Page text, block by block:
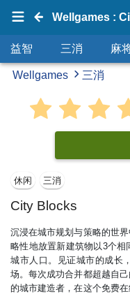
Wellgames :
益智 三消 麻
Wellgames 三消
休闲 三消
City Blocks
沉浸在城市规划与策略的世
略性地放置新建筑物以3个
城市人口。见证城市的成长
场。每次成功合并都超越自
的城市建造者，在这个免费